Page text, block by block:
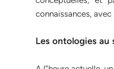
connaissances,
Les ontologies au